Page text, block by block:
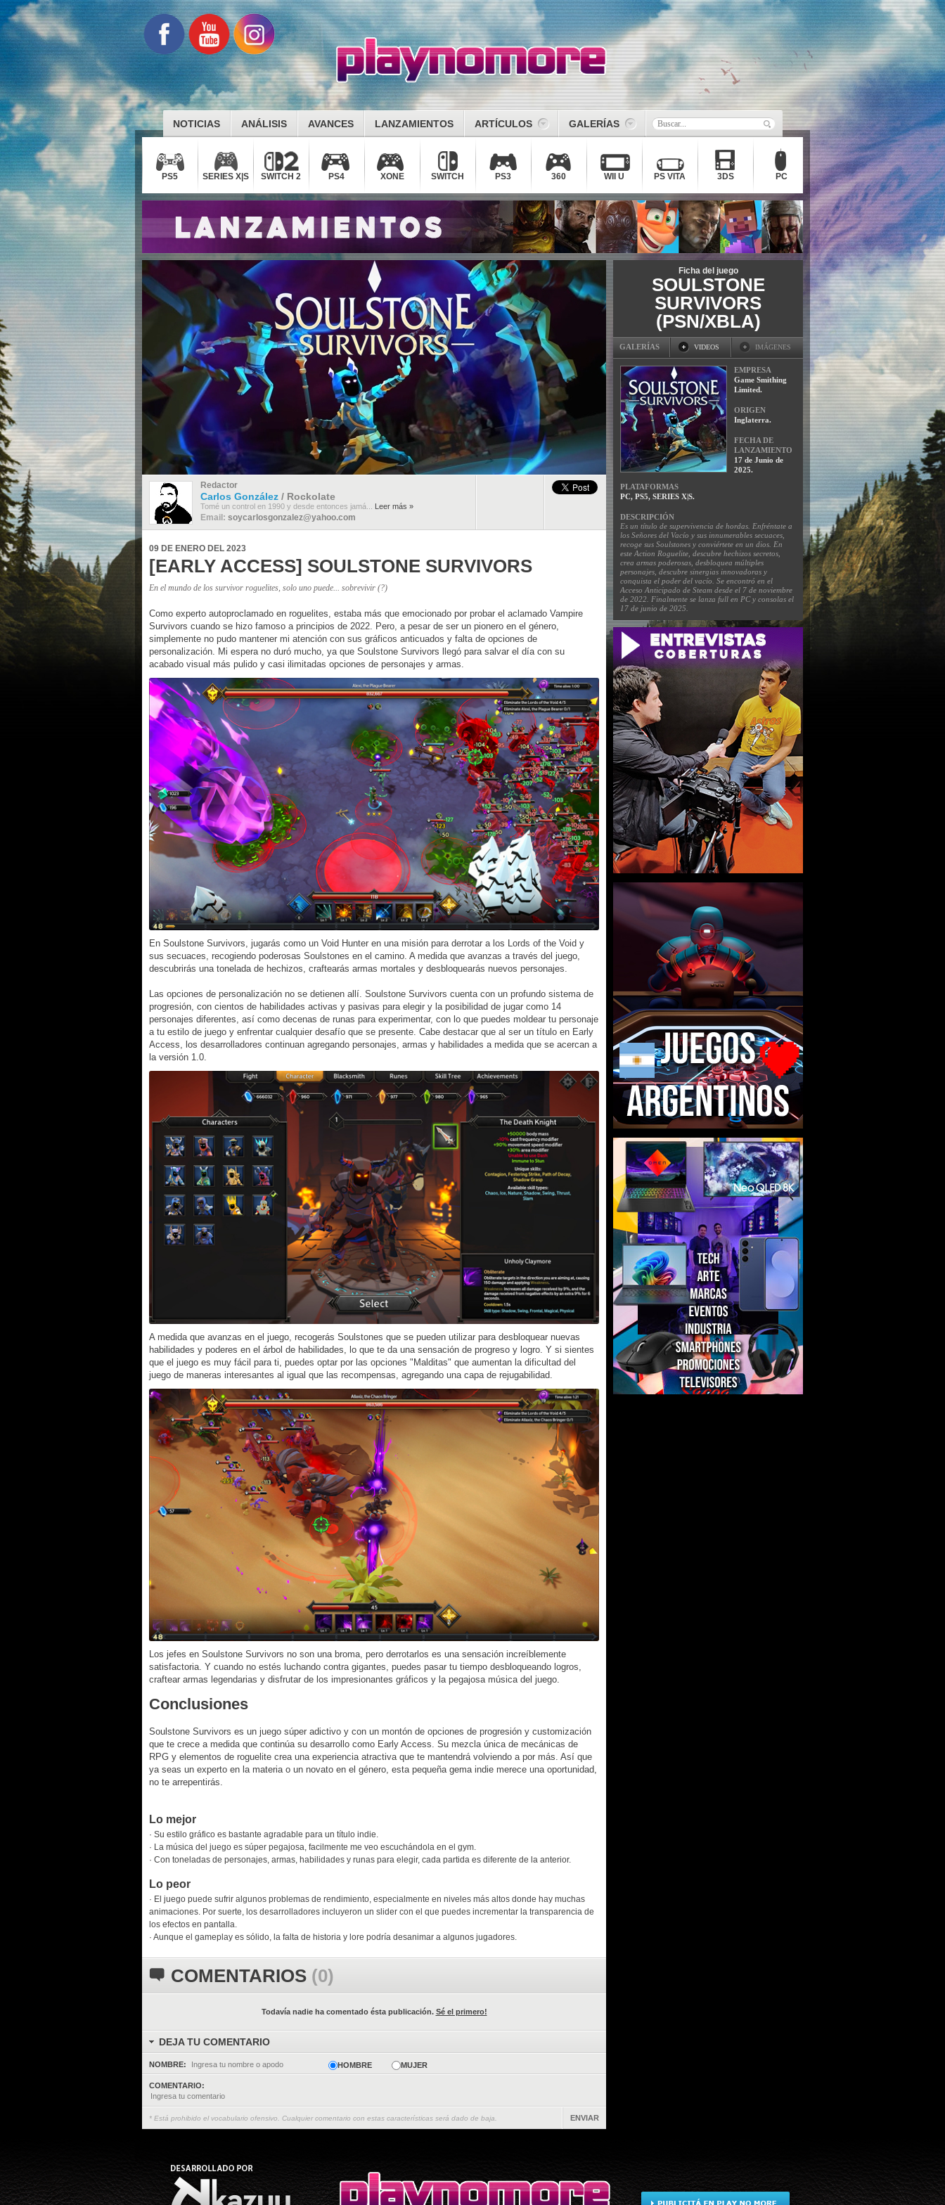
NOTICIAS ANÁLISIS AVANCES LANZAMIENTOS ARTÍCULOS GALERÍAS
PS5 SERIES X|S SWITCH 2 PS4 XONE SWITCH PS3 360 WII U PS VITA 3DS PC
Redactor
Carlos González / Rockolate
Tomé un control en 1990 y desde entonces jamá... Leer más »
Email: soycarlosgonzalez@yahoo.com
09 DE ENERO DEL 2023
[EARLY ACCESS] SOULSTONE SURVIVORS
En el mundo de los survivor roguelites, solo uno puede... sobrevivir (?)
Como experto autoproclamado en roguelites, estaba más que emocionado por probar el aclamado Vampire
Survivors cuando se hizo famoso a principios de 2022. Pero, a pesar de ser un pionero en el género,
simplemente no pudo mantener mi atención con sus gráficos anticuados y falta de opciones de
personalización. Mi espera no duró mucho, ya que Soulstone Survivors llegó para salvar el día con su
acabado visual más pulido y casi ilimitadas opciones de personajes y armas.
En Soulstone Survivors, jugarás como un Void Hunter en una misión para derrotar a los Lords of the Void y
sus secuaces, recogiendo poderosas Soulstones en el camino. A medida que avanzas a través del juego,
descubrirás una tonelada de hechizos, craftearás armas mortales y desbloquearás nuevos personajes.
Las opciones de personalización no se detienen allí. Soulstone Survivors cuenta con un profundo sistema de
progresión, con cientos de habilidades activas y pasivas para elegir y la posibilidad de jugar como 14
personajes diferentes, así como decenas de runas para experimentar, con lo que puedes moldear tu personaje
a tu estilo de juego y enfrentar cualquier desafío que se presente. Cabe destacar que al ser un título en Early
Access, los desarrolladores continuan agregando personajes, armas y habilidades a medida que se acercan a
la versión 1.0.
A medida que avanzas en el juego, recogerás Soulstones que se pueden utilizar para desbloquear nuevas
habilidades y poderes en el árbol de habilidades, lo que te da una sensación de progreso y logro. Y si sientes
que el juego es muy fácil para ti, puedes optar por las opciones "Malditas" que aumentan la dificultad del
juego de maneras interesantes al igual que las recompensas, agregando una capa de rejugabilidad.
Los jefes en Soulstone Survivors no son una broma, pero derrotarlos es una sensación increíblemente
satisfactoria. Y cuando no estés luchando contra gigantes, puedes pasar tu tiempo desbloqueando logros,
craftear armas legendarias y disfrutar de los impresionantes gráficos y la pegajosa música del juego.
Conclusiones
Soulstone Survivors es un juego súper adictivo y con un montón de opciones de progresión y customización
que te crece a medida que continúa su desarrollo como Early Access. Su mezcla única de mecánicas de
RPG y elementos de roguelite crea una experiencia atractiva que te mantendrá volviendo a por más. Así que
ya seas un experto en la materia o un novato en el género, esta pequeña gema indie merece una oportunidad,
no te arrepentirás.
Lo mejor
· Su estilo gráfico es bastante agradable para un título indie.
· La música del juego es súper pegajosa, facilmente me veo escuchándola en el gym.
· Con toneladas de personajes, armas, habilidades y runas para elegir, cada partida es diferente de la anterior.
Lo peor
· El juego puede sufrir algunos problemas de rendimiento, especialmente en niveles más altos donde hay muchas
animaciones. Por suerte, los desarrolladores incluyeron un slider con el que puedes incrementar la transparencia de
los efectos en pantalla.
· Aunque el gameplay es sólido, la falta de historia y lore podría desanimar a algunos jugadores.
COMENTARIOS (0)
Todavía nadie ha comentado ésta publicación. Sé el primero!
DEJA TU COMENTARIO
NOMBRE: HOMBRE MUJER
COMENTARIO:
* Está prohibido el vocabulario ofensivo. Cualquier comentario con estas características será dado de baja. ENVIAR
Ficha del juego
SOULSTONE
SURVIVORS
(PSN/XBLA)
GALERÍAS VIDEOS IMÁGENES
EMPRESA
Game Smithing
Limited.
ORIGEN
Inglaterra.
FECHA DE
LANZAMIENTO
17 de Junio de
2025.
PLATAFORMAS
PC, PS5, SERIES X|S.
DESCRIPCIÓN
Es un título de supervivencia de hordas. Enfréntate a
los Señores del Vacío y sus innumerables secuaces,
recoge sus Soulstones y conviértete en un dios. En
este Action Roguelite, descubre hechizos secretos,
crea armas poderosas, desbloquea múltiples
personajes, descubre sinergias innovadoras y
conquista el poder del vacío. Se encontró en el
Acceso Anticipado de Steam desde el 7 de noviembre
de 2022. Finalmente se lanza full en PC y consolas el
17 de junio de 2025.